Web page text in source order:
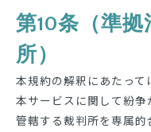
第10条（準
所）
本規約の解釈にあたって
本サービスに関して紛
管轄する裁判所を専属的